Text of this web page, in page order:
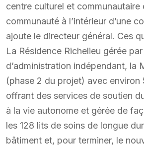
centre culturel et communautaire
communauté à l’intérieur d’une
ajoute le directeur général. Ces
La Résidence Richelieu gérée
d’administration indépendant, la
(phase 2 du projet) avec environ
offrant des services de soutien
à la vie autonome et gérée de
les 128 lits de soins de longue
bâtiment et, pour terminer, le